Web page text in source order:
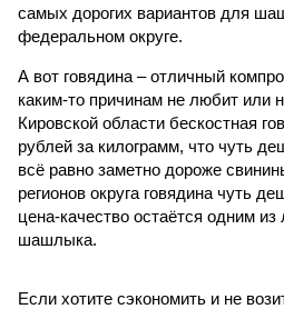
самых дорогих вариантов для
федеральном округе.
А вот говядина – отличный
каким-то причинам не любит или
Кировской области бескостная
рублей за килограмм, что чуть
всё равно заметно дороже
регионов округа говядина чуть
цена-качество остаётся одним
шашлыка.
Если хотите сэкономить и не